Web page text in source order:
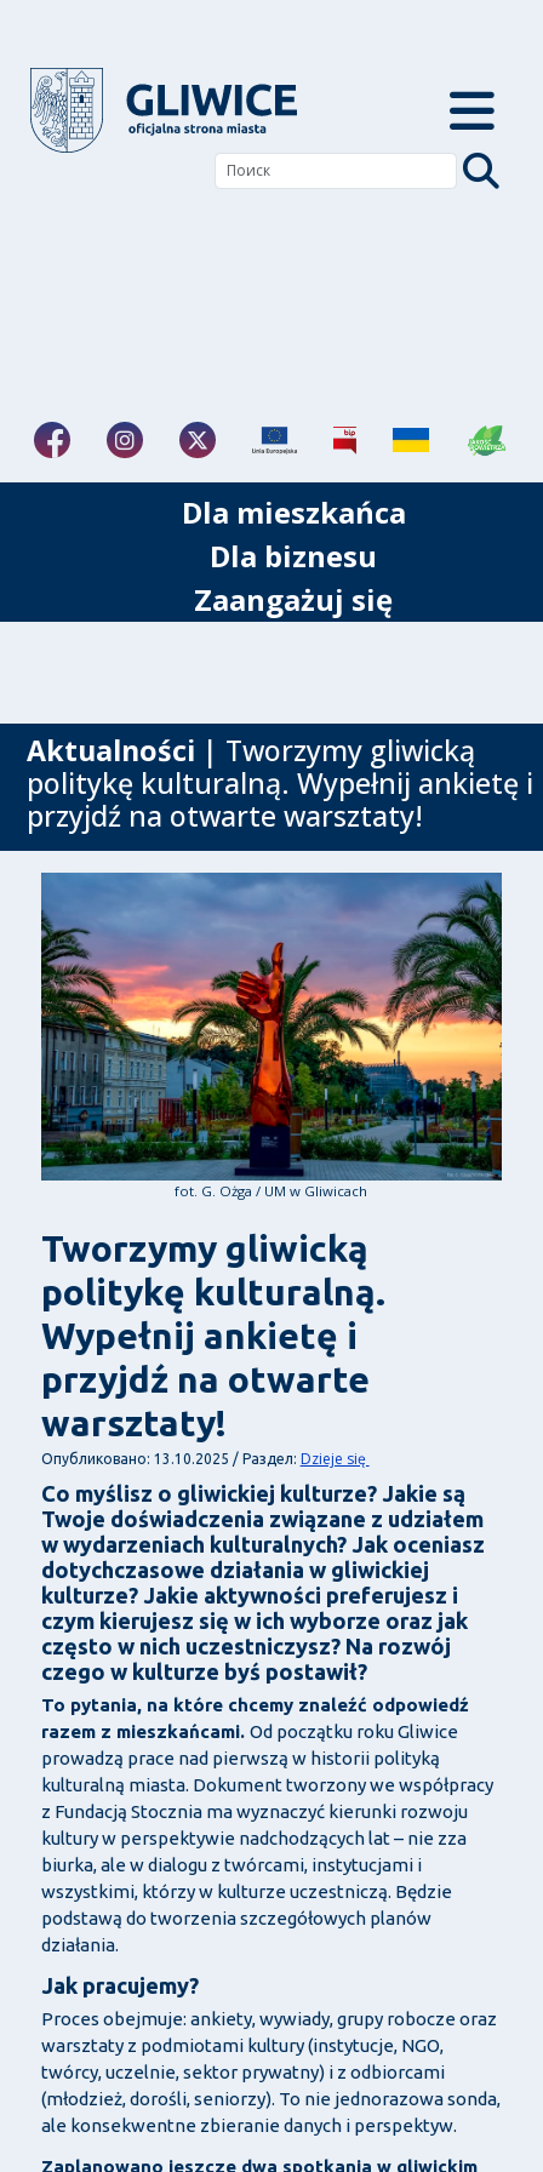
Dla mieszkańca
Dla biznesu
Zaangażuj się
Aktualności | Tworzymy gliwicką
politykę kulturalną. Wypełnij ankietę i
przyjdź na otwarte warsztaty!
fot. G. Ożga / UM w Gliwicach
Tworzymy gliwicką
politykę kulturalną.
Wypełnij ankietę i
przyjdź na otwarte
warsztaty!
Опубликовано: 13.10.2025 / Раздел: Dzieje się
Co myślisz o gliwickiej kulturze? Jakie są
Twoje doświadczenia związane z udziałem
w wydarzeniach kulturalnych? Jak oceniasz
dotychczasowe działania w gliwickiej
kulturze? Jakie aktywności preferujesz i
czym kierujesz się w ich wyborze oraz jak
często w nich uczestniczysz? Na rozwój
czego w kulturze byś postawił?
To pytania, na które chcemy znaleźć odpowiedź
razem z mieszkańcami. Od początku roku Gliwice
prowadzą prace nad pierwszą w historii polityką
kulturalną miasta. Dokument tworzony we współpracy
z Fundacją Stocznia ma wyznaczyć kierunki rozwoju
kultury w perspektywie nadchodzących lat – nie zza
biurka, ale w dialogu z twórcami, instytucjami i
wszystkimi, którzy w kulturze uczestniczą. Będzie
podstawą do tworzenia szczegółowych planów
działania.
Jak pracujemy?
Proces obejmuje: ankiety, wywiady, grupy robocze oraz
warsztaty z podmiotami kultury (instytucje, NGO,
twórcy, uczelnie, sektor prywatny) i z odbiorcami
(młodzież, dorośli, seniorzy). To nie jednorazowa sonda,
ale konsekwentne zbieranie danych i perspektyw.
Zaplanowano jeszcze dwa spotkania w gliwickim